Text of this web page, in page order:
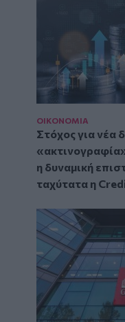
ΟΙΚΟΝΟΜΙΑ
Στόχος για νέα
η δυναμική
ταχύτατα η